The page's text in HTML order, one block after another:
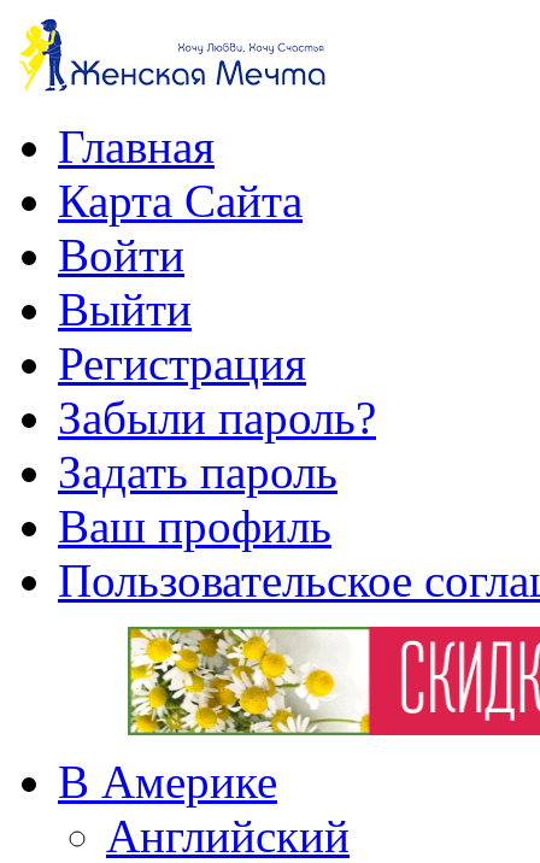
Главная
Карта Сайта
Войти
Выйти
Регистрация
Забыли пароль?
Задать пароль
Ваш профиль
Пользовательское
В Америке
Английский